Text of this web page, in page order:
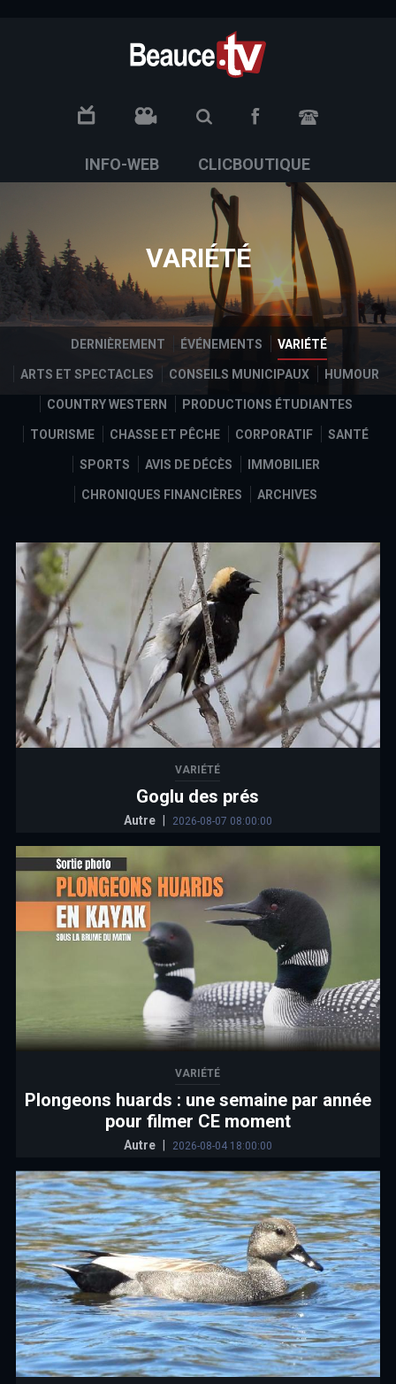
INFO-WEB CLICBOUTIQUE
0px; /* ajuste si tu veux plus petit ou plus grand */
VARIÉTÉ
DERNIÈREMENT ÉVÉNEMENTS VARIÉTÉ
ARTS ET SPECTACLES CONSEILS MUNICIPAUX HUMOUR
COUNTRY WESTERN PRODUCTIONS ÉTUDIANTES
TOURISME CHASSE ET PÊCHE CORPORATIF SANTÉ
SPORTS AVIS DE DÉCÈS IMMOBILIER
CHRONIQUES FINANCIÈRES ARCHIVES
VARIÉTÉ
Goglu des prés
Autre 2026-08-07 08:00:00
VARIÉTÉ
Plongeons huards : une semaine par année
pour filmer CE moment
Autre 2026-08-04 18:00:00